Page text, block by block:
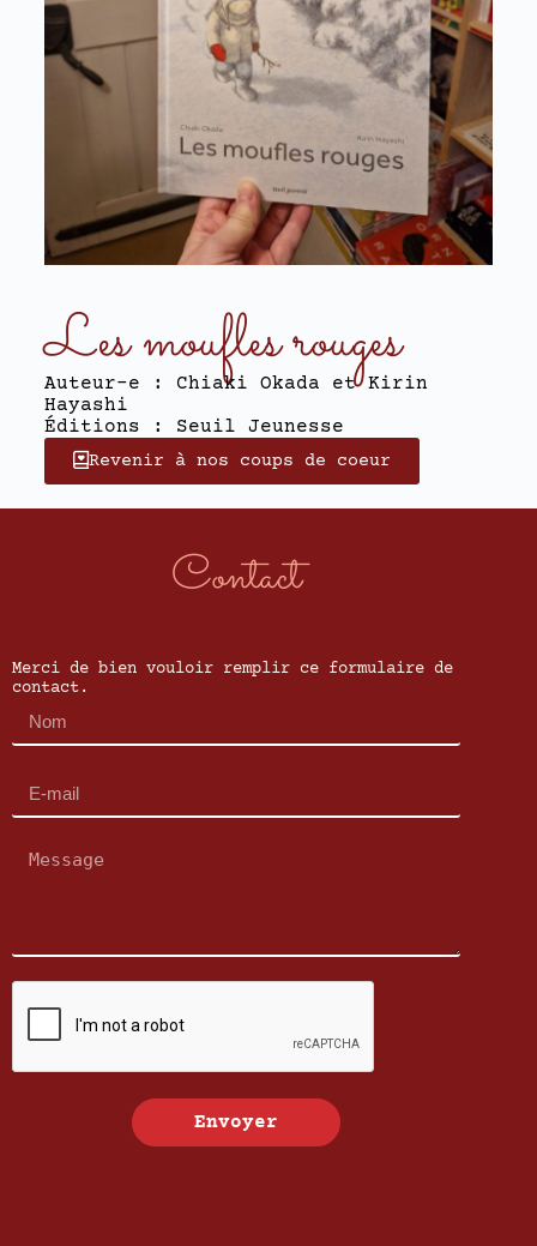
Les moufles rouges
Auteur-e : Chiaki Okada et Kirin
Hayashi
Éditions : Seuil Jeunesse
Revenir à nos coups de coeur
Contact
Merci de bien vouloir remplir ce formulaire de
contact.
Envoyer